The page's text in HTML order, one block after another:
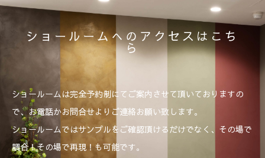
ショールームへのアクセスはこち
ら
ショールームは完全予約制にてご案内させて頂いておりますの
で、お電話かお問合せよりご連絡お願い致します。
ショールームではサンプルをご確認頂けるだけでなく、その場で
調合！その場で再現！も可能です。